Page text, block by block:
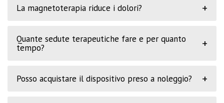
La magnetoterapia riduce i dolori? +
Quante sedute terapeutiche fare e per quanto
tempo?
+
Posso acquistare il dispositivo preso a noleggio? +